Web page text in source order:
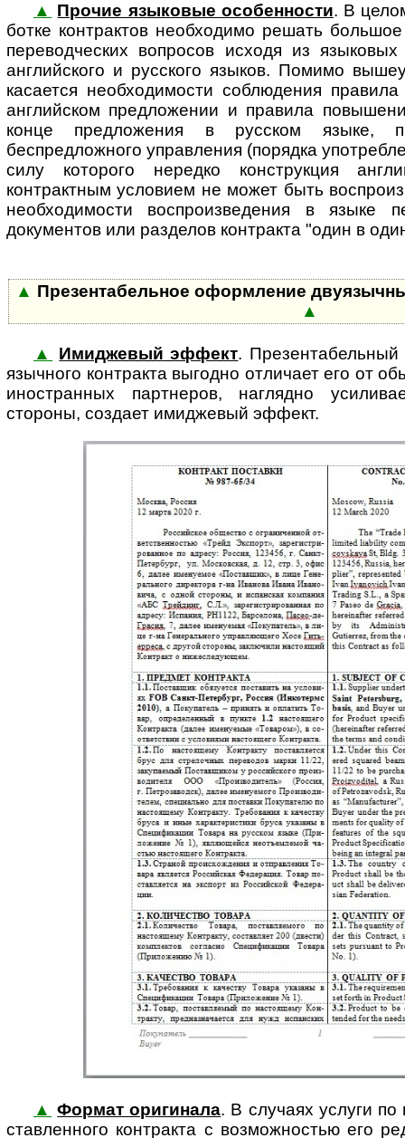
▲ Прочие языковые особенности. В
бот­ке контрактов не­об­хо­ди­мо ре­шать
переводческих вопросов исходя из
английского и русского языков. Помимо
касается необходимости соблюдения
английском предложении и правила
конце предложения в русском языке,
беспредложного управления (порядка
силу которого нередко конструкция
контрактным условием не может быть
необходимости воспроизведения в языке
документов или разделов контракта "один в
▲ Презентабельное оформление
▲
▲ Имиджевый эффект. Презентабельный
языч­но­го контракта выгодно отличает его от
иностранных партнеров, наглядно
стороны, создает имиджевый эффект.
▲ Формат оригинала. В случаях услуги
став­лен­но­го кон­т­рак­та с воз­мож­нос­тью его